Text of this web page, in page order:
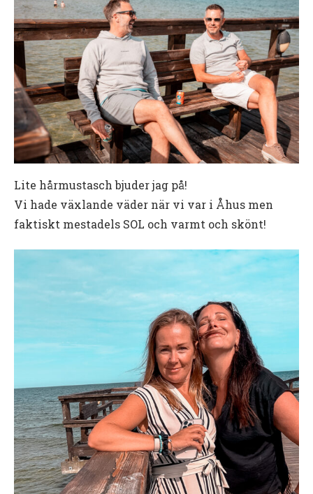
Lite hårmustasch bjuder jag på!
Vi hade växlande väder när vi var i Åhus men
faktiskt mestadels SOL och varmt och skönt!